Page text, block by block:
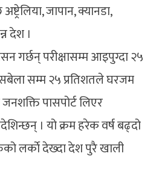
जापान, क्यानडा,
देश ।
गर्छन् परीक्षासम्म आइपुग्दा २५
सम्म २५ प्रतिशतले घरजम
पासपोर्ट लिएर
। यो क्रम हरेक वर्ष बढ्दो
लर्काे देख्दा देश पुरै खाली